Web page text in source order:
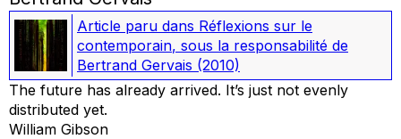
Article paru dans Réflexions sur le
contemporain, sous la responsabilité de
Bertrand Gervais (2010)
The future has already arrived. It’s just not evenly
distributed yet.
William Gibson